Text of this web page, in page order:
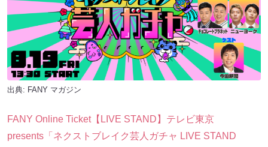
出典: FANY マガジン
FANY Online Ticket【LIVE STAND】テレビ東京
presents「ネクストブレイク芸人ガチャ LIVE STAND